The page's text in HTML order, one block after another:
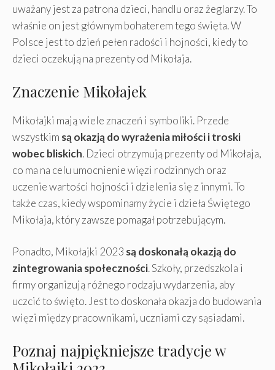
uważany jest za patrona dzieci, handlu oraz żeglarzy. To
właśnie on jest głównym bohaterem tego święta. W
Polsce jest to dzień pełen radości i hojności, kiedy to
dzieci oczekują na prezenty od Mikołaja.
Znaczenie Mikołajek
Mikołajki mają wiele znaczeń i symboliki. Przede
wszystkim są okazją do wyrażenia miłości i troski
wobec bliskich. Dzieci otrzymują prezenty od Mikołaja,
co ma na celu umocnienie więzi rodzinnych oraz
uczenie wartości hojności i dzielenia się z innymi. To
także czas, kiedy wspominamy życie i dzieła Świętego
Mikołaja, który zawsze pomagał potrzebującym.
Ponadto, Mikołajki 2023 są doskonałą okazją do
zintegrowania społeczności. Szkoły, przedszkola i
firmy organizują różnego rodzaju wydarzenia, aby
uczcić to święto. Jest to doskonała okazja do budowania
więzi między pracownikami, uczniami czy sąsiadami.
Poznaj najpiękniejsze tradycje w